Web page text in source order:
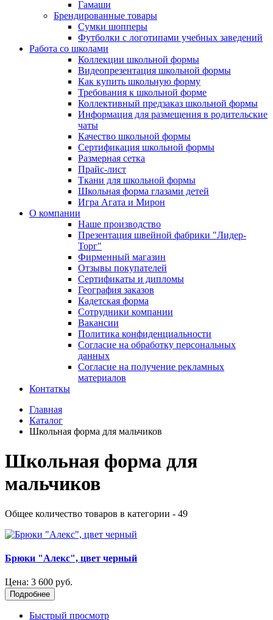
Гамаши
Брендированные товары
Сумки шопперы
Футболки с логотипами учебных заведений
Работа со школами
Коллекции школьной формы
Видеопрезентация школьной формы
Как купить школьную форму
Требования к школьной форме
Коллективный предзаказ школьной формы
Информация для размещения в родительские
чаты
Качество школьной формы
Сертификация школьной формы
Размерная сетка
Прайс-лист
Ткани для школьной формы
Школьная форма глазами детей
Игра Агата и Мирон
О компании
Наше производство
Презентация швейной фабрики "Лидер-
Торг"
Фирменный магазин
Отзывы покупателей
Сертификаты и дипломы
География заказов
Кадетская форма
Сотрудники компании
Вакансии
Политика конфиденциальности
Согласие на обработку персональных
данных
Согласие на получение рекламных
материалов
Контаткы
Главная
Каталог
Школьная форма для мальчиков
Школьная форма для
мальчиков
Общее количество товаров в категории - 49
Брюки "Алекс", цвет черный
Цена: 3 600 руб.
Подробнее
Быстрый просмотр